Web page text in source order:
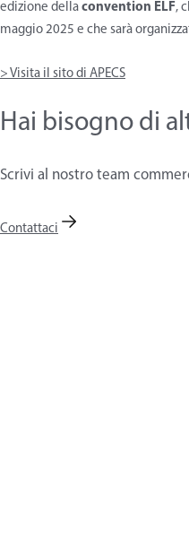
edizione della convention ELF,
maggio 2025 e che sarà
> Visita il sito di APECS
Hai bisogno di
Scrivi al nostro team
Contattaci